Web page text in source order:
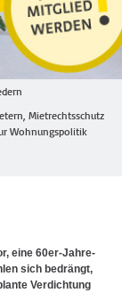
Mietrechtsschutz
Wohnungspolitik
eine 60er-Jahre-
sich bedrängt,
Verdichtung